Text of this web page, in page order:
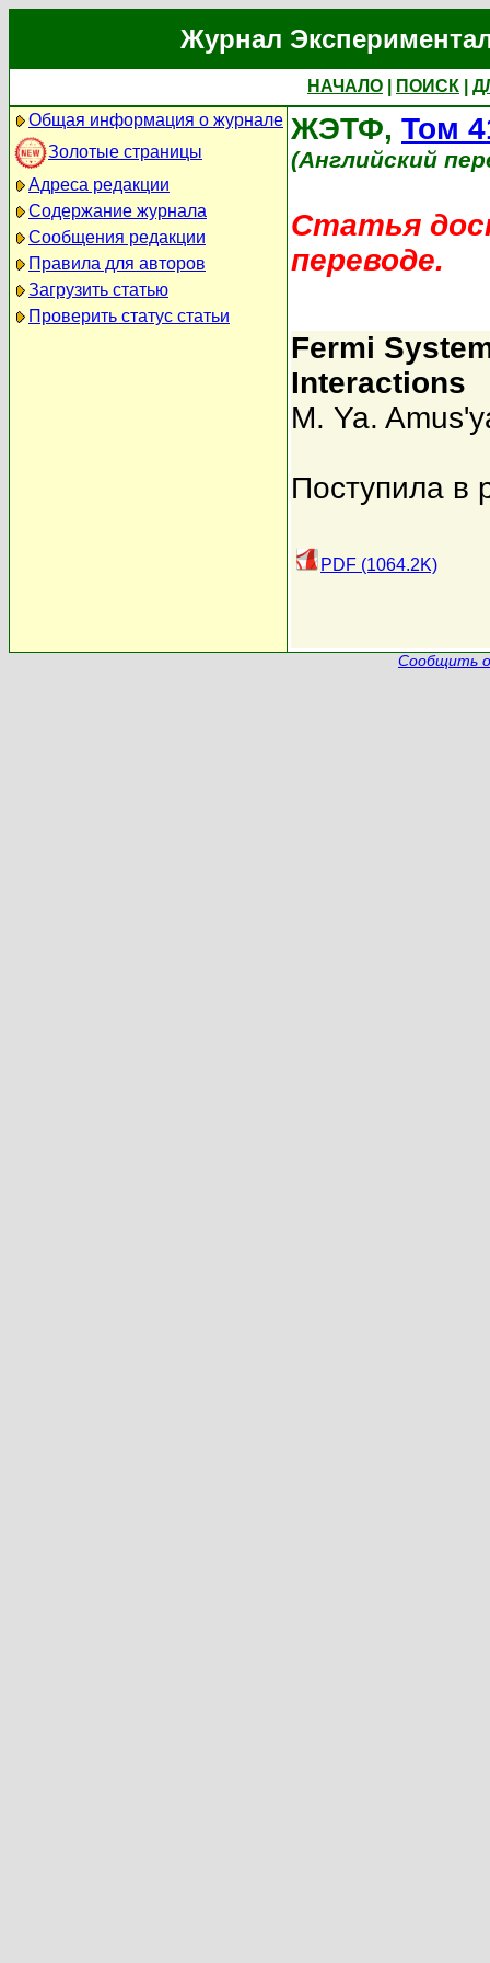
Журнал
НАЧАЛО ПОИСК
Общая информация о журнале
Золотые страницы
Адреса редакции
Содержание журнала
Сообщения редакции
Правила для авторов
Загрузить статью
Проверить статус статьи
ЖЭТФ, Том
(Английский
Статья
переводе.
Fermi
Interactions
M. Ya.
Поступила в
PDF (1064.2K)
Сообщить о